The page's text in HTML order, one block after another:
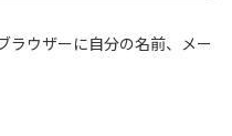
ラウザーに自分の名前、メー